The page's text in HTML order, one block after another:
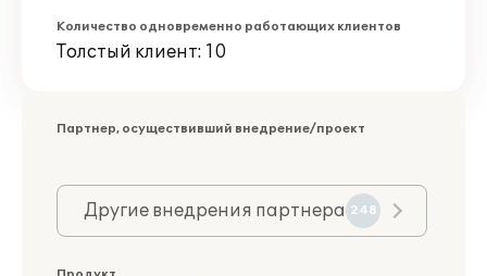
Количество одновременно работающих клиентов
Толстый клиент: 10
Партнер, осуществивший внедрение/проект
Другие внедрения партнера 248